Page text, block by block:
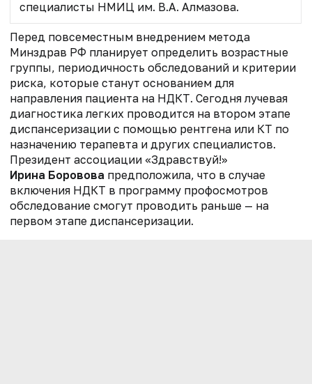
специалисты НМИЦ им. В.А. Алмазова.
Перед повсеместным внедрением метода
Минздрав РФ планирует определить возрастные
группы, периодичность обследований и критерии
риска, которые станут основанием для
направления пациента на НДКТ. Сегодня лучевая
диагностика легких проводится на втором этапе
диспансеризации с помощью рентгена или КТ по
назначению терапевта и других специалистов.
Президент ассоциации «Здравствуй!»
Ирина Боровова предположила, что в случае
включения НДКТ в программу профосмотров
обследование смогут проводить раньше — на
первом этапе диспансеризации.